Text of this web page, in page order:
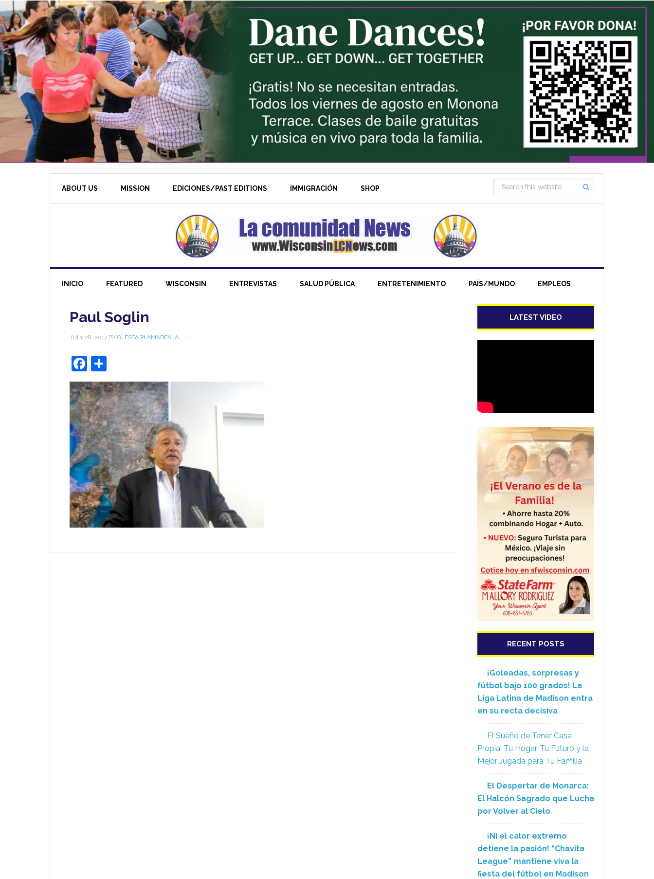
ABOUT US MISSION EDICIONES/PAST EDITIONS IMMIGRACIÓN SHOP
INICIO FEATURED WISCONSIN ENTREVISTAS SALUD PÚBLICA ENTRETENIMIENTO PAÍS/MUNDO EMPLEOS
Paul Soglin
JULY 28, 2017 BY OLESEA PLAMADEALA
Facebook
LATEST VIDEO
RECENT POSTS
¡Goleadas, sorpresas y
fútbol bajo 100 grados! La
Liga Latina de Madison entra
en su recta decisiva
El Sueño de Tener Casa
Propia: Tu Hogar, Tu Futuro y la
Mejor Jugada para Tu Familia
El Despertar de Monarca:
El Halcón Sagrado que Lucha
por Volver al Cielo
¡Ni el calor extremo
detiene la pasión! “Chavita
League” mantiene viva la
fiesta del fútbol en Madison